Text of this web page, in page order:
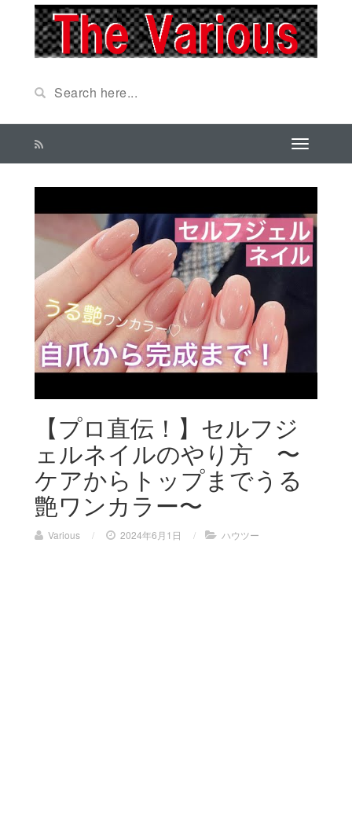
【プロ直伝！】セルフジ
ェルネイルのやり方 〜
ケアからトップまでうる
艶ワンカラー〜
Various / 2024年6月1日 / ハウツー